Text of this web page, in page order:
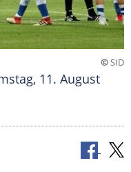
©SID
11. August